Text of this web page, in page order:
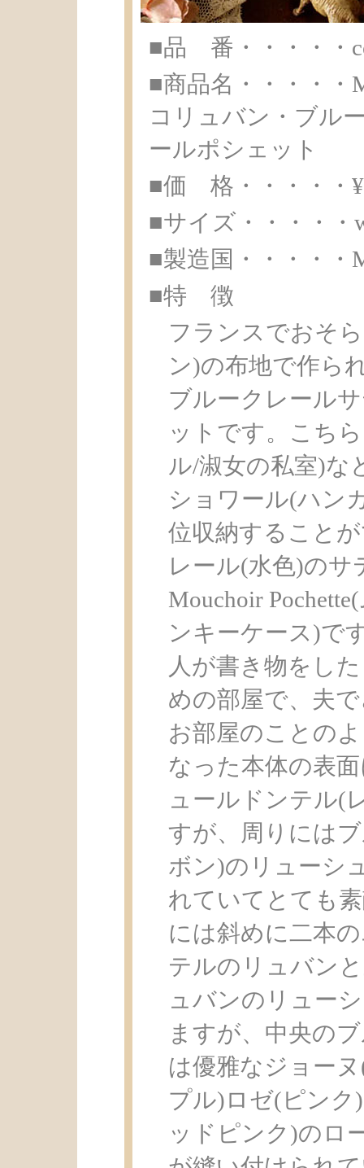
■品 番・・・・・
■商品名・・・・・
コリュバン・ブル
ールポシェット
■価 格・・・・・
■サイズ・・・・・
■製造国・・・・・
■特 徴
フランスでおそ
ン)の布地で作ら
ブルークレール
ットです。こち
ル/淑女の私室)な
ショワール(ハン
位収納すること
レール(水色)のサ
Mouchoir
ンキーケース)で
人が書き物をし
めの部屋で、夫
お部屋のことの
なった本体の表
ュールドンテル(
すが、周りには
ボン)のリューシ
れていてとても
には斜めに二本
テルのリュバン
ュバンのリュー
ますが、中央の
は優雅なジョー
プル)ロゼ(ピン
ッドピンク)のロ